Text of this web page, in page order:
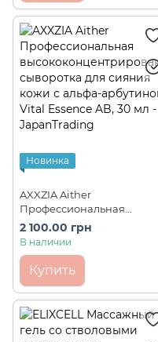
Новинка
AXXZIA Aither
Профессиональная
высококонцентрированна
я сыворотка для сияния
Vital Essence AB, 30 мл
2 100.00 грн
В наличии
Купить